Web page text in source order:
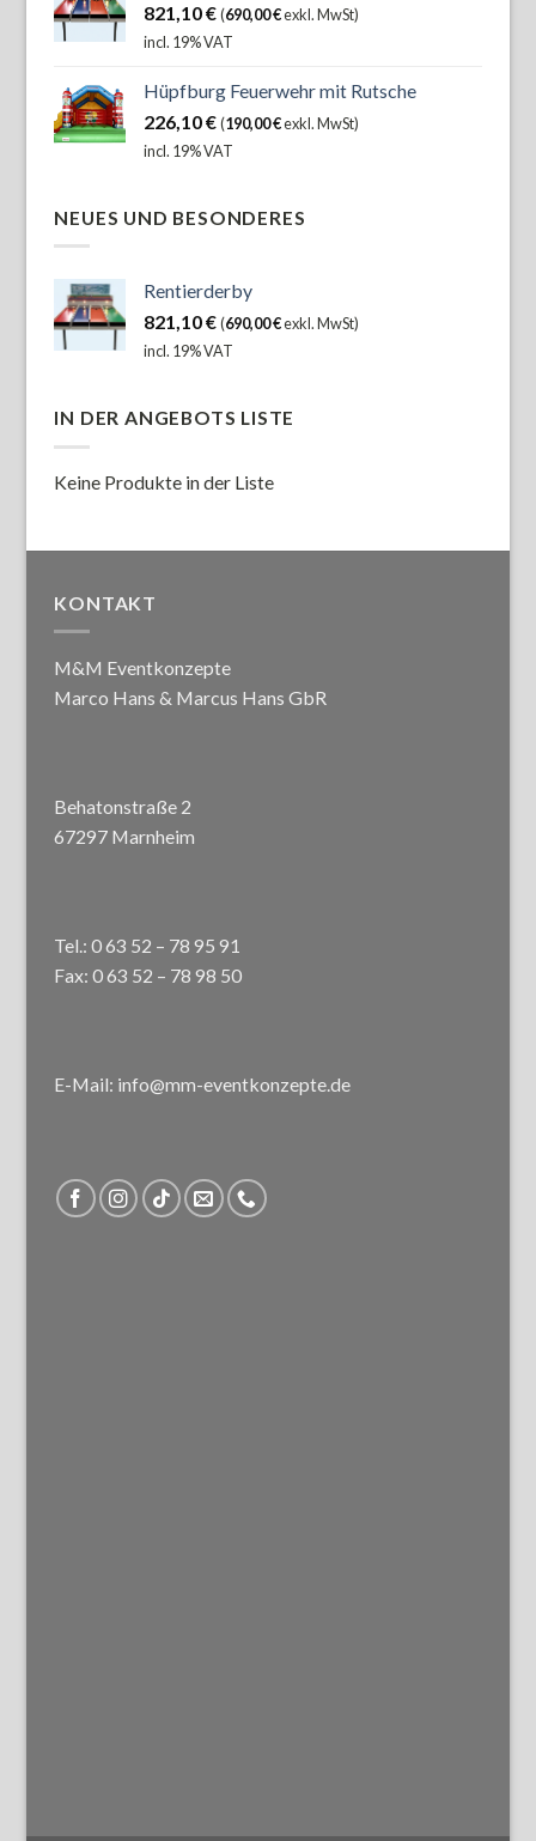
821,10€ (690,00€exkl. MwSt)
incl. 19% VAT
Hüpfburg Feuerwehr mit Rutsche
226,10€ (190,00€exkl. MwSt)
incl. 19% VAT
NEUES UND BESONDERES
Rentierderby
821,10€ (690,00€exkl. MwSt)
incl. 19% VAT
IN DER ANGEBOTS LISTE
Keine Produkte in der Liste
KONTAKT
M&M Eventkonzepte
Marco Hans & Marcus Hans GbR
Behatonstraße 2
67297 Marnheim
Tel.: 0 63 52 – 78 95 91
Fax: 0 63 52 – 78 98 50
E-Mail: info@mm-eventkonzepte.de